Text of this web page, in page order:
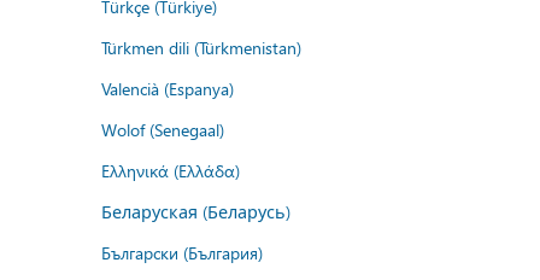
Türkçe (Türkiye)
Türkmen dili (Türkmenistan)
Valencià (Espanya)
Wolof (Senegaal)
Ελληνικά (Ελλάδα)
Беларуская (Беларусь)
Български (България)